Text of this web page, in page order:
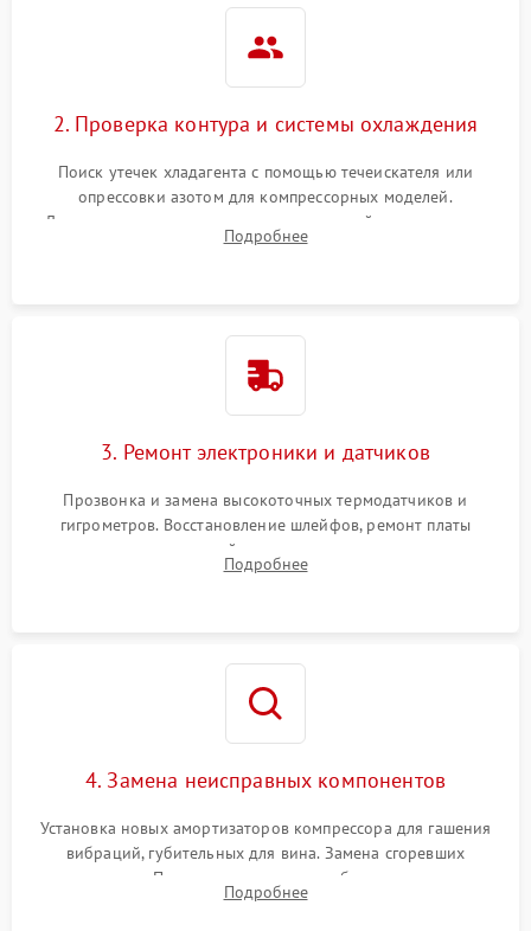
2. Проверка контура и системы охлаждения
Поиск утечек хладагента с помощью течеискателя или
опрессовки азотом для компрессорных моделей.
Диагностика термоэлектрических модулей, радиаторов и
кулеров на предмет перегрева или выхода из строя.
Подробнее
3. Ремонт электроники и датчиков
Прозвонка и замена высокоточных термодатчиков и
гигрометров. Восстановление шлейфов, ремонт платы
управления, отвечающей за поддержание микроклимата.
Проверка систем защиты от УФ-излучения и подсветки.
Подробнее
4. Замена неисправных компонентов
Установка новых амортизаторов компрессора для гашения
вибраций, губительных для вина. Замена сгоревших
элементов Пельтье, вентиляторов обдува, угольных
фильтров или поврежденных уплотнителей дверцы.
Подробнее